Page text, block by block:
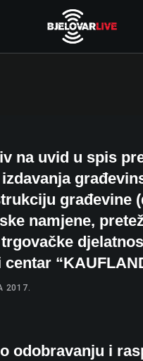
na uvid u spis
građevine
namjene,
2017.
odobravanju i